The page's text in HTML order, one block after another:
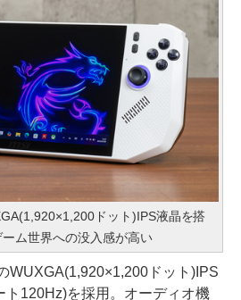
ドット)IPS液晶を搭
ム世界への没入感が高い
ドット)IPS
ト120Hz)を採用。オーディオ機